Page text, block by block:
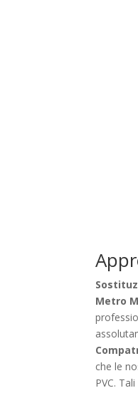
Metro
che le
PVC.